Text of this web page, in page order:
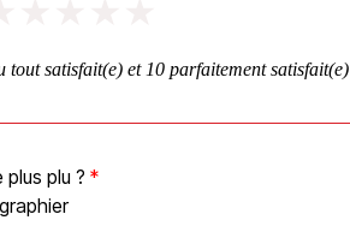
tout satisfait(e) et 10 parfaitement satisfait(e)
plu ?